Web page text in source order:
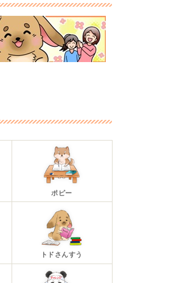
ポピー
トドさんすう